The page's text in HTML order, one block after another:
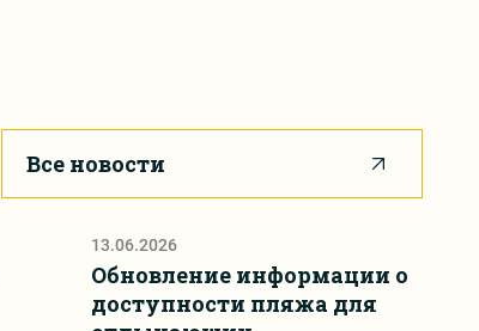
Все новости
13.06.2026
Обновление информации о
доступности пляжа для